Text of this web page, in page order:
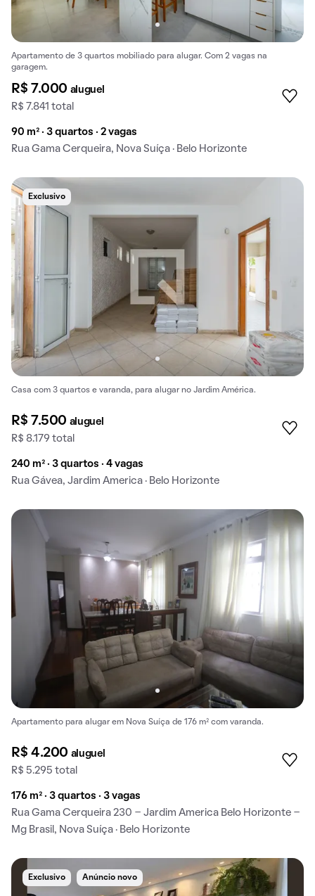
Apartamento de 3 quartos mobiliado para alugar. Com 2 vagas na
garagem.
R$ 7.000 aluguel
R$ 7.841 total
90 m² · 3 quartos · 2 vagas
Rua Gama Cerqueira, Nova Suíça · Belo Horizonte
Exclusivo
Casa com 3 quartos e varanda, para alugar no Jardim América.
R$ 7.500 aluguel
R$ 8.179 total
240 m² · 3 quartos · 4 vagas
Rua Gávea, Jardim America · Belo Horizonte
Apartamento para alugar em Nova Suíça de 176 m² com varanda.
R$ 4.200 aluguel
R$ 5.295 total
176 m² · 3 quartos · 3 vagas
Rua Gama Cerqueira 230 - Jardim America Belo Horizonte -
Mg Brasil, Nova Suíça · Belo Horizonte
Exclusivo Anúncio novo